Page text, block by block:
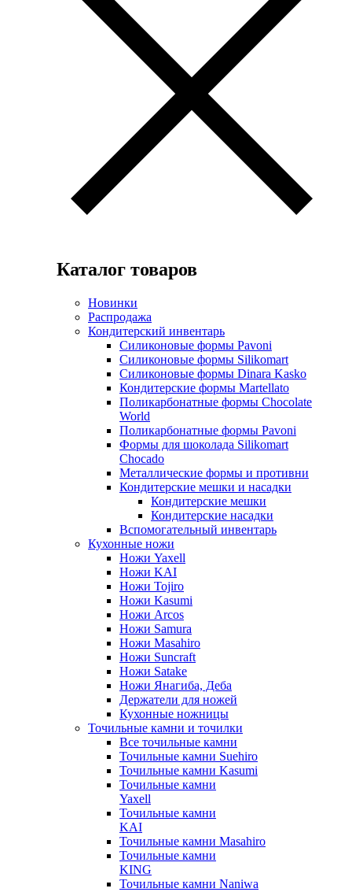
Каталог товаров
Новинки
Распродажа
Кондитерский инвентарь
Силиконовые формы Pavoni
Силиконовые формы Silikomart
Силиконовые формы Dinara Kasko
Кондитерские формы Martellato
Поликарбонатные формы Chocolate
World
Поликарбонатные формы Pavoni
Формы для шоколада Silikomart
Chocado
Металлические формы и противни
Кондитерские мешки и насадки
Кондитерские мешки
Кондитерские насадки
Вспомогательный инвентарь
Кухонные ножи
Ножи Yaxell
Ножи KAI
Ножи Tojiro
Ножи Kasumi
Ножи Arcos
Ножи Samura
Ножи Masahiro
Ножи Suncraft
Ножи Satake
Ножи Янагиба, Деба
Держатели для ножей
Кухонные ножницы
Точильные камни и точилки
Все точильные камни
Точильные камни Suehiro
Точильные камни Kasumi
Точильные камни
Yaxell
Точильные камни
KAI
Точильные камни Masahiro
Точильные камни
KING
Точильные камни Naniwa